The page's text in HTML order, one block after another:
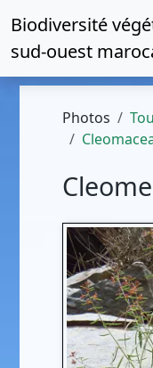
Biodiversité
sud-ouest
Photos